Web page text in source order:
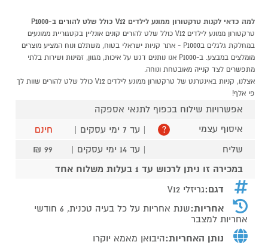
למה כדאי לקנות טרקטורון ממונע לילדים V12 כולל שלט להורים ב-P1000
טרקטורון ממונע לילדים V12 כולל שלט להורים קונים אונליין בקטגוריית ממונעים
במחלקת גלגלים בP1000 - אתר קניות ישראלי בטוח, משתלם ונוח המציע מוצרים
מומלצים במבצע. ב-P1000 אנו נותנים דגש על איכות, מגוון, זמינות ושירות בלתי
מתפשרים לצד קנייה מאובטחת ונוחה.
אצלנו, קניות באינטרנט של טרקטורון ממונע לילדים V12 כולל שלט להורים שוות לך
פי אלף!
אפשרויות שילוח בכפוף לתנאי אספקה
איסוף עצמי
? | עד 7 ימי עסקים |
חינם
שליח
| עד 14 ימי עסקים |
99 ₪
במכירה זו ניתן לרכוש עד 1 בעלות משלוח אחד
דגם:גריזלי V12
אחריות:
שנת אחריות על כל בעיה טכנית, 6 חודשי
אחריות למצבר
נותן האחריות:היבואן מאמא יוקרו